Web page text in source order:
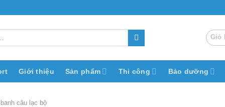
Giỏ
Giới thiệu Sản phẩm Thi công Bảo dưỡng
câu lạc bộ